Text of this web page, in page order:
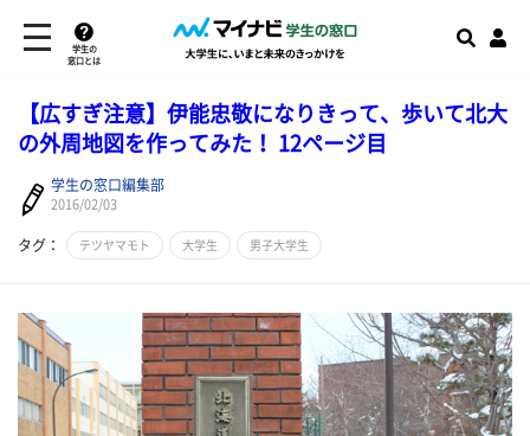
学生の
窓口とは
【広すぎ注意】伊能忠敬になりきって、歩いて北大
の外周地図を作ってみた！ 12ページ目
学生の窓口編集部
2016/02/03
タグ： テツヤマモト 大学生 男子大学生